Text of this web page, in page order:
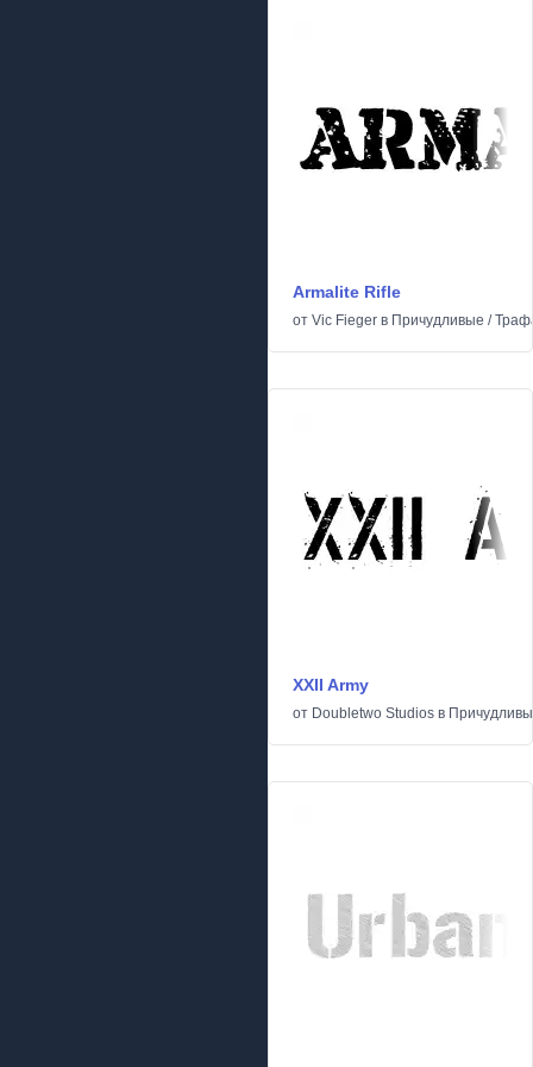
Armalite Rifle
от Vic Fieger в Причудливые /
XXII Army
от Doubletwo Studios в